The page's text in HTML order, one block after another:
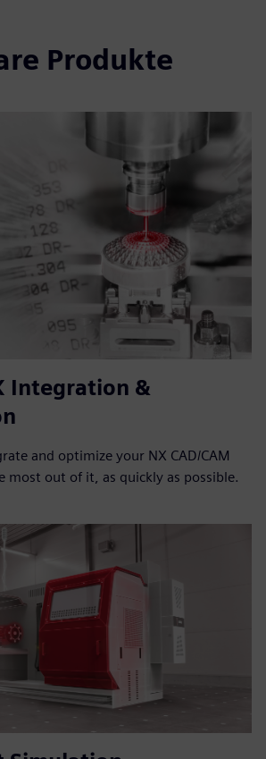
Produkte
Integration &
and optimize your NX CAD/CAM
most out of it, as quickly as possible.